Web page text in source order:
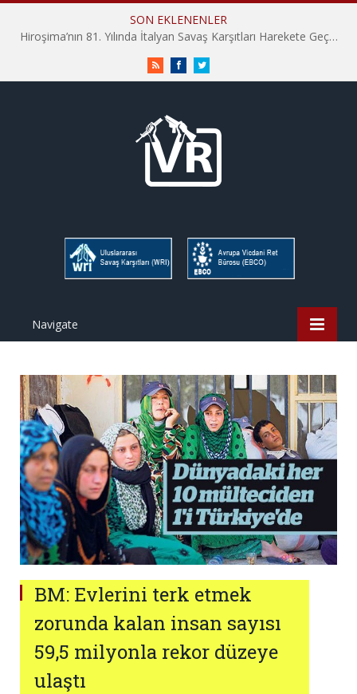
SON EKLENENLER
Hiroşima’nın 81. Yılında İtalyan Savaş Karşıtları Harekete Geçti: “Hatırlamak yeterli değil”
RSS FacebookTwitter
Navigate
BM: Evlerini terk etmek
zorunda kalan insan sayısı
59,5 milyonla rekor düzeye
ulaştı